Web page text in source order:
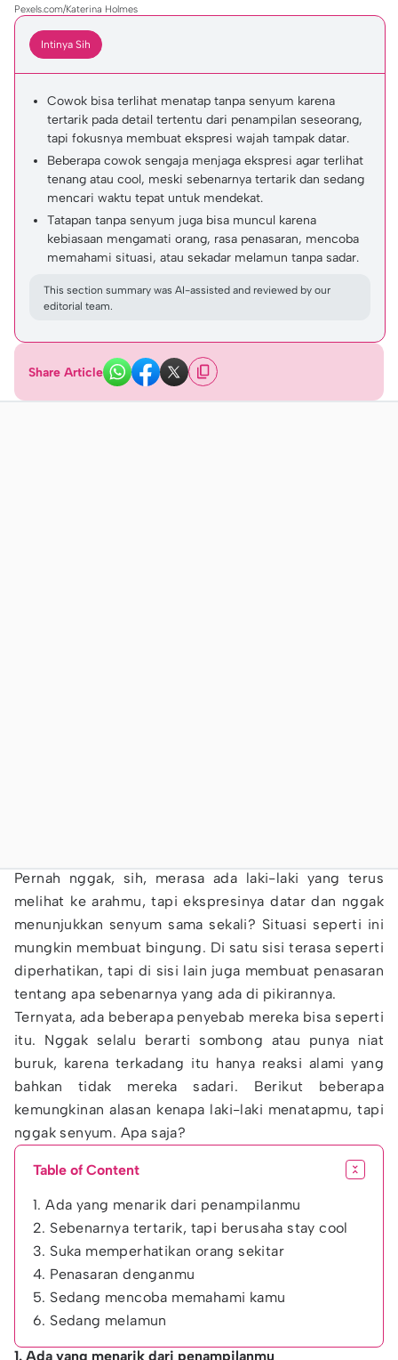
Pexels.com/Katerina Holmes
Intinya Sih
Cowok bisa terlihat menatap tanpa senyum karena
tertarik pada detail tertentu dari penampilan seseorang,
tapi fokusnya membuat ekspresi wajah tampak datar.
Beberapa cowok sengaja menjaga ekspresi agar terlihat
tenang atau cool, meski sebenarnya tertarik dan sedang
mencari waktu tepat untuk mendekat.
Tatapan tanpa senyum juga bisa muncul karena
kebiasaan mengamati orang, rasa penasaran, mencoba
memahami situasi, atau sekadar melamun tanpa sadar.
This section summary was AI-assisted and reviewed by our
editorial team.
Share Article
Pernah nggak, sih, merasa ada laki-laki yang terus
melihat ke arahmu, tapi ekspresinya datar dan nggak
menunjukkan senyum sama sekali? Situasi seperti ini
mungkin membuat bingung. Di satu sisi terasa seperti
diperhatikan, tapi di sisi lain juga membuat penasaran
tentang apa sebenarnya yang ada di pikirannya.
Ternyata, ada beberapa penyebab mereka bisa seperti
itu. Nggak selalu berarti sombong atau punya niat
buruk, karena terkadang itu hanya reaksi alami yang
bahkan tidak mereka sadari. Berikut beberapa
kemungkinan alasan kenapa laki-laki menatapmu, tapi
nggak senyum. Apa saja?
Table of Content
1. Ada yang menarik dari penampilanmu
2. Sebenarnya tertarik, tapi berusaha stay cool
3. Suka memperhatikan orang sekitar
4. Penasaran denganmu
5. Sedang mencoba memahami kamu
6. Sedang melamun
1. Ada yang menarik dari penampilanmu